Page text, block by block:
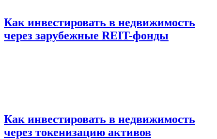
Как инвестировать в недвижимость
через зарубежные REIT-фонды
Как инвестировать в недвижимость
через токенизацию активов